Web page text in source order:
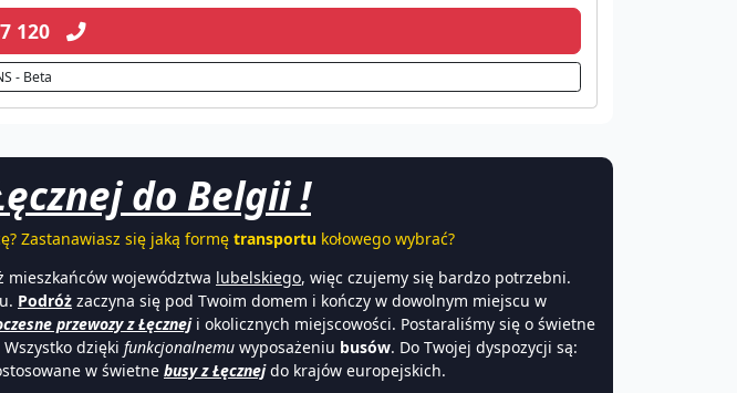
120
- Beta
do Belgii !
Zastanawiasz się jaką formę transportu kołowego wybrać?
województwa lubelskiego, więc czujemy się bardzo potrzebni.
Podróż zaczyna się pod Twoim domem i kończy w dowolnym miejscu w
przewozy z Łęczneji okolicznych miejscowości. Postaraliśmy się o świetne
Wszystko dzięki funkcjonalnemu wyposażeniu busów. Do Twojej dyspozycji są:
w świetne busy z Łęcznejdo krajów europejskich.